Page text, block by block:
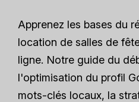
Apprenez les bases du
location de salles de
ligne. Notre guide du
l'optimisation du profil
mots-clés locaux, la